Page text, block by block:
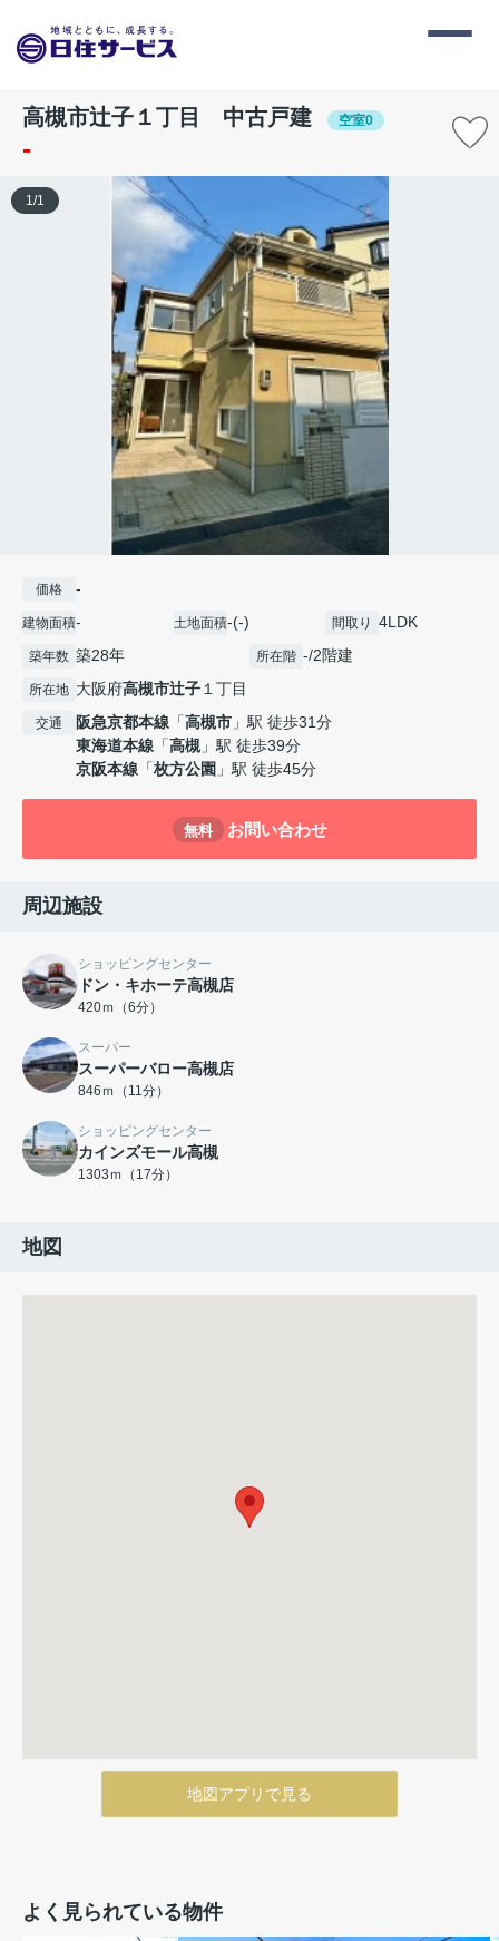
高槻市辻子１丁目 中古戸建 空室0
-
1/1
価格 -
建物面積- 土地面積-(-) 間取り 4LDK
築年数 築28年 所在階 -/2階建
所在地 大阪府高槻市辻子１丁目
交通 阪急京都本線 「高槻市 」駅 徒歩31分
東海道本線 「高槻 」駅 徒歩39分
京阪本線 「枚方公園 」駅 徒歩45分
無料 お問い合わせ
周辺施設
ショッピングセンター
ドン・キホーテ高槻店
420ｍ（6分）
スーパー
スーパーバロー高槻店
846ｍ（11分）
ショッピングセンター
カインズモール高槻
1303ｍ（17分）
地図
地図アプリで見る
よく見られている物件